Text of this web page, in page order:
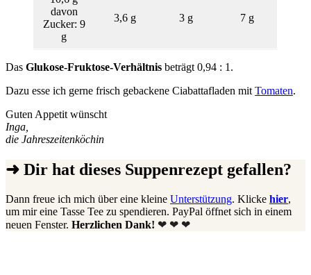
davon
Zucker: 9
g
3,6 g 3 g 7 g
Das Glukose-Fruktose-Verhältnis beträgt 0,94 : 1.
Dazu esse ich gerne frisch gebackene Ciabattafladen mit Tomaten.
Guten Appetit wünscht
Inga,
die Jahreszeitenköchin
➜ Dir hat dieses Suppenrezept gefallen?
Dann freue ich mich über eine kleine Unterstützung. Klicke hier,
um mir eine Tasse Tee zu spendieren. PayPal öffnet sich in einem
neuen Fenster. Herzlichen Dank! ❤ ❤ ❤